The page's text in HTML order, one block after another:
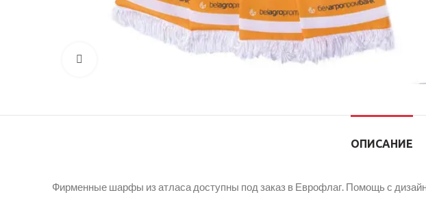
ОПИСАНИЕ
Фирменные шарфы из атласа доступны под заказ в Еврофлаг. Помощь с